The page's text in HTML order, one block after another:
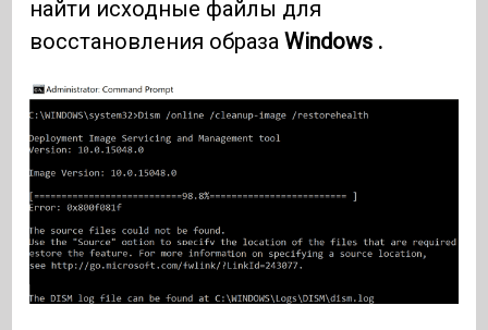
найти исходные файлы для
восстановления образаWindows .